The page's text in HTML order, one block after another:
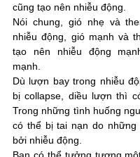
cũng tạo nên nhiễu động.
Nói chung, gió nhẹ và
nhiễu động, gió mạnh và
tạo nên nhiễu động
mạnh.
Dù lượn bay trong nhiễu
bị collapse, diều lượn thì
Trong những tình huống
có thể bị tai nạn do những
bởi nhiễu động.
Bạn có thể tưởng tượng